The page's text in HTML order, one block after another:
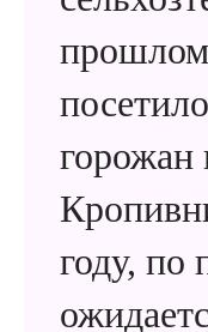
прошлом
горожан
году, по